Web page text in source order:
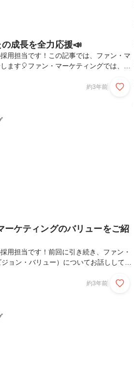
成長を全力応援📣
用担当です！この記事では、ファン・マ
ます🎈ファン・マーケティングでは、独
修と通常の研修に分けて説明していきま
仕事へのモチベーションの向上につなが
約3年前
ケティングのバリューをご紹
用担当です！前回に引き続き、ファン・
ョン・バリュー）についてお話ししてい
ーとは💡ミッション：組織が存在する意
with you ファン育成をあなた
約3年前